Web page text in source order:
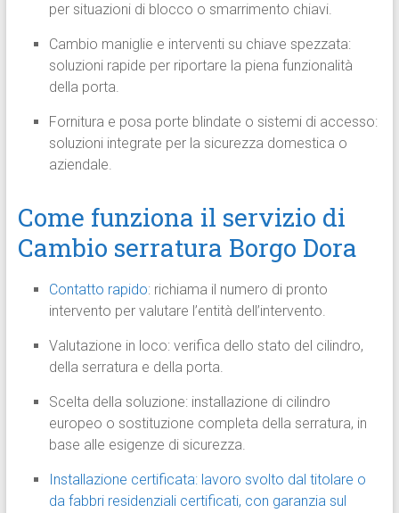
per situazioni di blocco o smarrimento chiavi.
Cambio maniglie e interventi su chiave spezzata:
soluzioni rapide per riportare la piena funzionalità
della porta.
Fornitura e posa porte blindate o sistemi di accesso:
soluzioni integrate per la sicurezza domestica o
aziendale.
Come funziona il servizio di
Cambio serratura Borgo Dora
Contatto rapido: richiama il numero di pronto
intervento per valutare l’entità dell’intervento.
Valutazione in loco: verifica dello stato del cilindro,
della serratura e della porta.
Scelta della soluzione: installazione di cilindro
europeo o sostituzione completa della serratura, in
base alle esigenze di sicurezza.
Installazione certificata: lavoro svolto dal titolare o
da fabbri residenziali certificati, con garanzia sul